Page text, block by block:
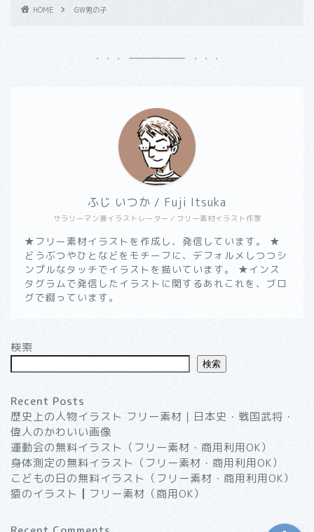
HOME GW男の子
サラリーマン兼イラストレーター／フリー素材イラスト作家
ふじ いつか / Fuji Itsuka
★フリー素材イラストを作成し、発信しています。 ★
どうぶつやひとなどをモチーフに、デフォルメしつつシ
ンプルなタッチでイラストを描いています。 ★インス
タグラムで発信したイラストに関するあれこれを、ブロ
グで綴っています。
検索
検索
Recent Posts
歴史上の人物イラスト フリー素材｜日本史・戦国武将・
偉人のかわいい画像
運動会の無料イラスト（フリー素材・商用利用OK）
身体測定の無料イラスト（フリー素材・商用利用OK）
こどもの日の無料イラスト（フリー素材・商用利用OK）
猿のイラスト┃フリー素材（商用OK）
無料イラスト素材一覧┃商
イラストブログ
プライバシーポリシー